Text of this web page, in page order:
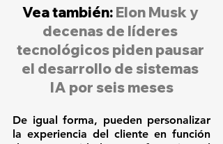
Vea también: Elon Musk y
decenas de líderes
tecnológicos piden pausar
el desarrollo de sistemas
IA por seis meses
De igual forma, pueden personalizar
la experiencia del cliente en función